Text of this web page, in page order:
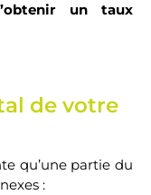
un taux
de votre
qu’une partie du
: